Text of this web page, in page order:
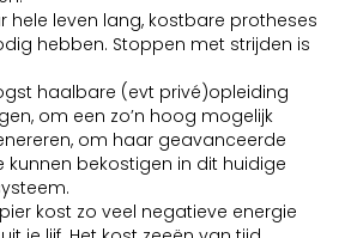
hele leven lang, kostbare protheses
hebben. Stoppen met strijden is
haalbare (evt privé)opleiding
om een zo’n hoog mogelijk
om haar geavanceerde
kunnen bekostigen in dit huidige
kost zo veel negatieve energie